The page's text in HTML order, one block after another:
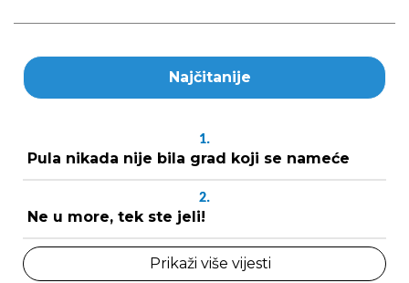
Najčitanije
1.
Pula nikada nije bila grad koji se nameće
2.
Ne u more, tek ste jeli!
Prikaži više vijesti